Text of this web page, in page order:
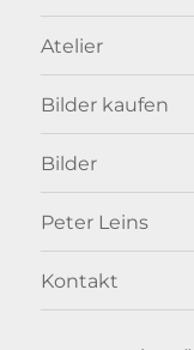
Atelier
Bilder kaufen
Bilder
Peter Leins
Kontakt